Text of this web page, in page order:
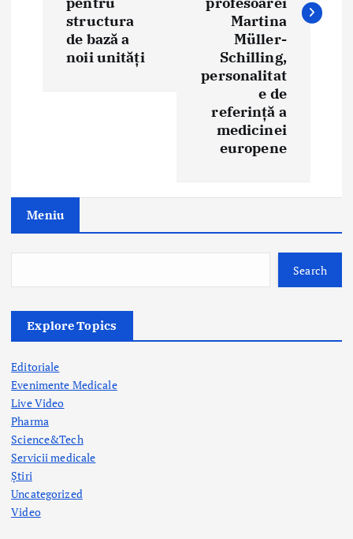
i
o
structura
de bază a
noii unități
Martina
Müller-
Schilling,
personalitat
e de
referință a
medicinei
europene
Meniu
Search
Explore Topics
Editoriale
Evenimente Medicale
Live Video
Pharma
Science&Tech
Servicii medicale
Știri
Uncategorized
Video